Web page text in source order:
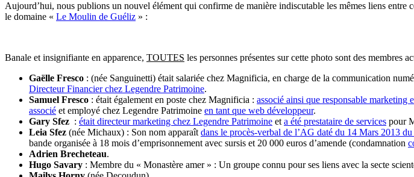
Aujourd’hui, nous publions un nouvel élément qui confirme de manière indiscutable les mêmes liens
le domaine « Le Moulin de Guéliz » :
Banale et insignifiante en apparence, TOUTES les personnes présentes sur cette photo sont des membres
Gaëlle Fresco : (née Sanguinetti) était salariée chez Magnificia, en charge de la communication
Directeur Financier chez Legendre Patrimoine.
Samuel Fresco : était également en poste chez Magnificia : associé ainsi que responsable marketing
associé et employé chez Legendre Patrimoine en tant que web développeur.
Gary Sfez : était directeur marketing chez Legendre Patrimoine et a été prestataire de services pour
Leia Sfez (née Michaux) : Son nom apparaît dans le procès-verbal de l’AG daté du 14 Mars 2013
bande organisée à 18 mois d’emprisonnement avec sursis et 20 000 euros d’amende (condamnation
Adrien Brecheteau.
Hugo Savary : Membre du « Monastère amer » : Un groupe connu pour ses liens avec la secte